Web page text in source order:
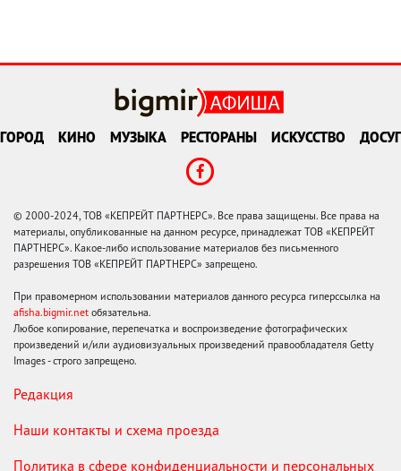
ГОРОД КИНО МУЗЫКА РЕСТОРАНЫ ИСКУССТВО ДОСУГ
© 2000-2024, ТОВ «КЕПРЕЙТ ПАРТНЕРС». Все права защищены. Все права на
материалы, опубликованные на данном ресурсе, принадлежат ТОВ «КЕПРЕЙТ
ПАРТНЕРС». Какое-либо использование материалов без письменного
разрешения ТОВ «КЕПРЕЙТ ПАРТНЕРС» запрещено.
При правомерном использовании материалов данного ресурса гиперссылка на
afisha.bigmir.net обязательна.
Любое копирование, перепечатка и воспроизведение фотографических
произведений и/или аудиовизуальных произведений правообладателя Getty
Images - строго запрещено.
Редакция
Наши контакты и схема проезда
Политика в сфере конфиденциальности и персональных